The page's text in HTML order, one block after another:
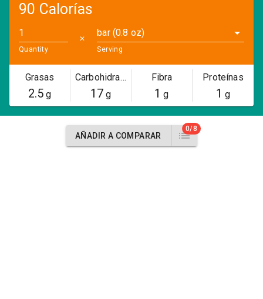
90 Calorías
Quantity
✕
bar (0.8 oz)
Serving
Grasas
2.5g
Carbohidratos
17g
Fibra
1 g
Proteínas
1 g
AÑADIR A COMPARAR
0/8